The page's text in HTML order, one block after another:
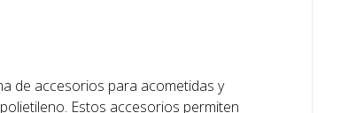
de accesorios para acometidas y
Estos accesorios permiten